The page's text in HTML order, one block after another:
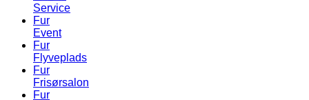
Service
Fur
Event
Fur
Flyveplads
Fur
Frisørsalon
Fur